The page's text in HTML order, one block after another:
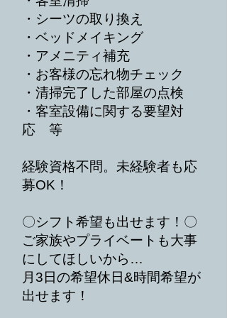
・シーツの取り換え
・ベッドメイキング
・アメニティ補充
・お客様の忘れ物チェック
・清掃完了した部屋の点検
・客室設備に関する要望対
応 等
経験資格不問。未経験者も応
募OK！
〇シフト希望も出せます！〇
ご家族やプライベートも大事
にしてほしいから…
月3日の希望休日&時間希望が
出せます！